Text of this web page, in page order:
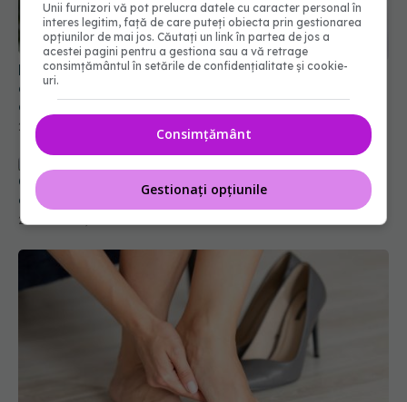
Femeile de 60 de ani, mai predispuse la probleme
de sănătate decât cele mai în vârstă. Afecțiunea
care le macină. Crește semnificativ riscul de
deces
25 iun 2024, 09:54
Osteoartita, vindecată. Terapia care permite
corpului să se repare singur
28 mar 2024, 20:57
Unii furnizori vă pot prelucra datele cu caracter personal în
interes legitim, față de care puteți obiecta prin gestionarea
opțiunilor de mai jos. Căutați un link în partea de jos a
acestei pagini pentru a gestiona sau a vă retrage
consimțământul în setările de confidențialitate și cookie-
uri.
Consimțământ
Gestionați opțiunile